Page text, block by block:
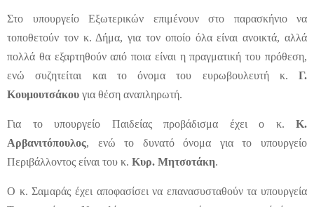
Στο υπουργείο Εξωτερικών επιμένουν στο παρασκήνιο να
τοποθετούν τον κ. Δήμα, για τον οποίο όλα είναι ανοικτά, αλλά
πολλά θα εξαρτηθούν από ποια είναι η πραγματική του πρόθεση,
ενώ συζητείται και το όνομα του ευρωβουλευτή κ. Γ.
Κουμουτσάκου για θέση αναπληρωτή.
Για το υπουργείο Παιδείας προβάδισμα έχει ο κ. Κ.
Αρβανιτόπουλος, ενώ το δυνατό όνομα για το υπουργείο
Περιβάλλοντος είναι του κ. Κυρ. Μητσοτάκη.
Ο κ. Σαμαράς έχει αποφασίσει να επανασυσταθούν τα υπουργεία